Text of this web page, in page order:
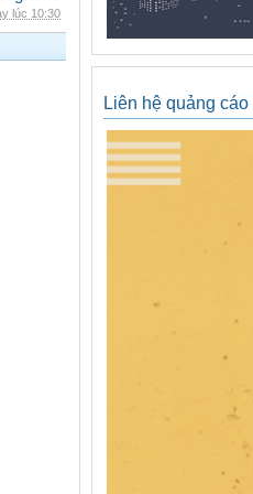
lúc 10:30
Liên hệ quảng cáo